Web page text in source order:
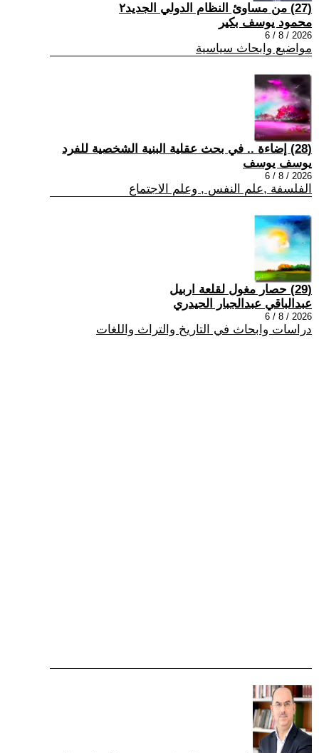
(27) من مساوئ النظام الدولي الجديد٢
محمود يوسف بكير
2026 / 8 / 6
مواضيع وابحاث سياسية
(28) إضاءة .. في بحث عقلية البنية الشخصية للفرد
يوسف يوسف
2026 / 8 / 6
الفلسفة ,علم النفس , وعلم الاجتماع
(29) حصار مغول لقلعة اربيل
عبدالباقي عبدالجبار الحيدري
2026 / 8 / 6
دراسات وابحاث في التاريخ والتراث واللغات